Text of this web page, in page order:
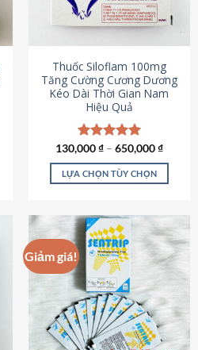
chọn
có
được
chọn
trên
trang
sản
phẩm
Thuốc Siloflam 100mg
Tăng Cường Cương Dương
Kéo Dài Thời Gian Nam
Hiệu Quả
Được xếp
hạng5.00
5 sao
130,000₫ – 650,000₫
LỰA CHỌN TÙY CHỌN
này
có
nhiều
biến
thể.
Các
tùy
chọn
Giảm giá!